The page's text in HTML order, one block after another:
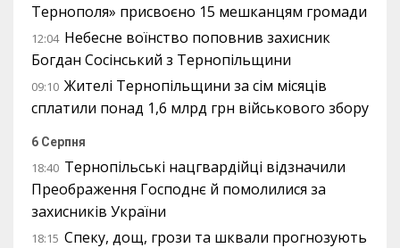
Тернополя» присвоєно 15 мешканцям громади
12:04 Небесне воїнство поповнив захисник
Богдан Сосінський з Тернопільщини
09:10 Жителі Тернопільщини за сім місяців
сплатили понад 1,6 млрд грн військового збору
6 Серпня
18:40 Тернопільські нацгвардійці відзначили
Преображення Господнє й помолилися за
захисників України
18:15 Спеку, дощ, грози та шквали прогнозують